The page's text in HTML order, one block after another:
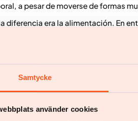
Samtycke
använder cookies
a pesar de moverse de formas
diferencia era la alimentación. En
está fácilmente disponible, el
energético parecido. Los
pereza o a la falta de ejercicio, sino
de la que el cuerpo necesita.
lo más